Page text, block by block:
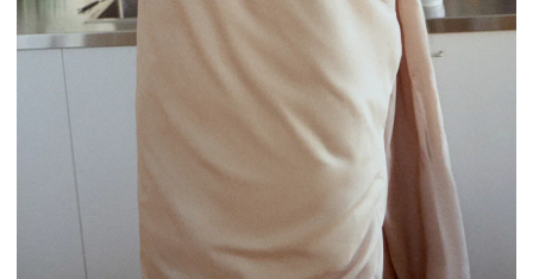
Вафельный халат SWOG